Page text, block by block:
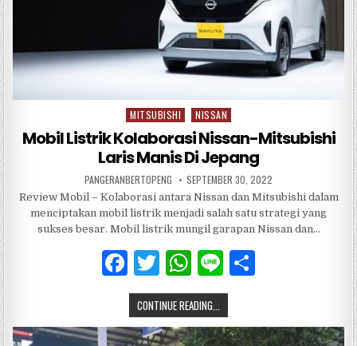
Posted
in
MITSUBISHI NISSAN
Mobil Listrik Kolaborasi Nissan-Mitsubishi
Laris Manis Di Jepang
PANGERANBERTOPENG SEPTEMBER 30, 2022
Review Mobil – Kolaborasi antara Nissan dan Mitsubishi dalam
menciptakan mobil listrik menjadi salah satu strategi yang
sukses besar. Mobil listrik mungil garapan Nissan dan…
F
a
c
e
T
w
it
te
W
h
at
s
Li
n
e
CONTINUE READING...